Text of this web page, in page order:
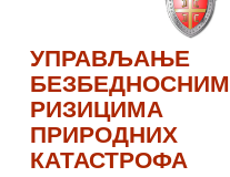
УПРАВЉАЊЕ
БЕЗБЕДНОСНИМ
РИЗИЦИМА
ПРИРОДНИХ
КАТАСТРОФА